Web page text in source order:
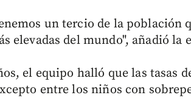
un tercio de la población
elevadas del mundo", añadió la
el equipo halló que las tasas
entre los niños con